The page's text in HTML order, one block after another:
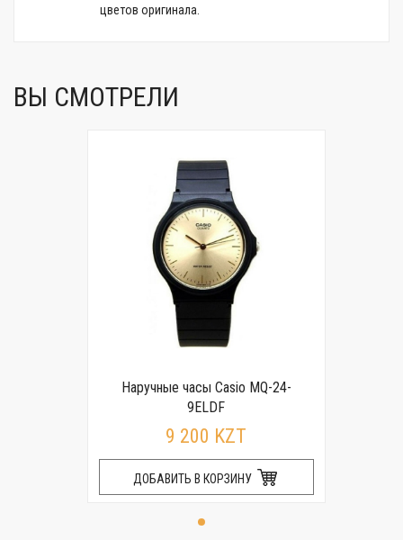
цветов оригинала.
ВЫ СМОТРЕЛИ
Наручные часы Casio MQ-24-
9ELDF
9 200 KZT
ДОБАВИТЬ В КОРЗИНУ